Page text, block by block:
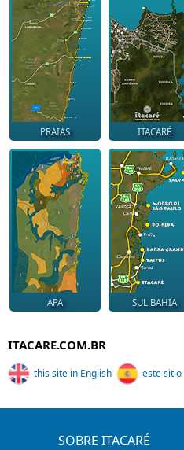
PRAIAS ITACARÉ
APA SUL BAHIA
ITACARE.COM.BR
this site in English este sitio
SOBRE ITACARÉ